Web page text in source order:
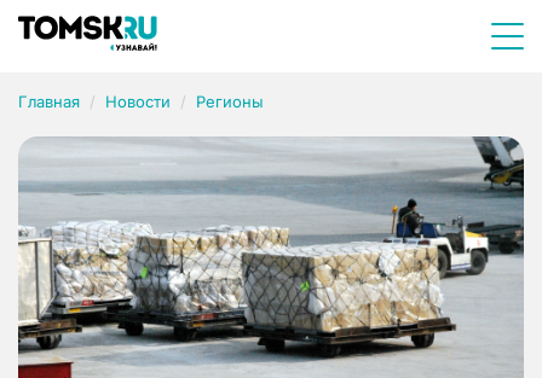
Главная Новости Регионы